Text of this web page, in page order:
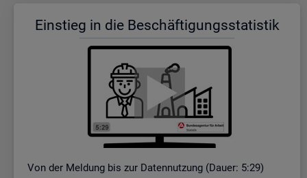
Ein­stieg in die Be­schäf­ti­gungs­sta­tis­tik
Von der Mel­dung bis zur Da­ten­nut­zung (Dauer: 5:29)